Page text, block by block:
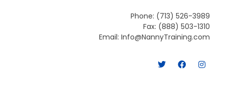
Phone: (713) 526-3989
Fax: (888) 503-1310
Email: Info@NannyTraining.com
T
w
F
a
I
n